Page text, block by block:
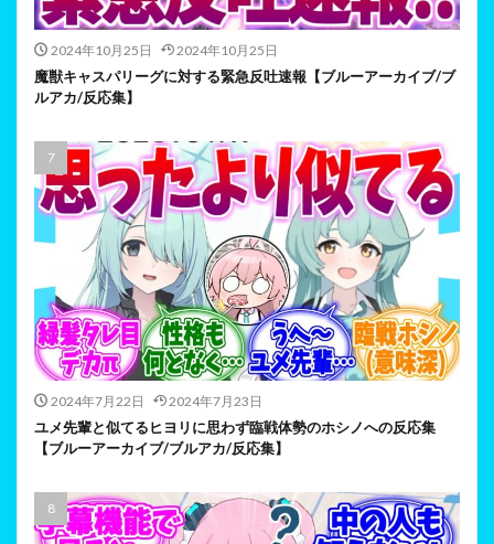
2024年10月25日 2024年10月25日
魔獣キャスパリーグに対する緊急反吐速報【ブルーアーカイブ/ブ
ルアカ/反応集】
2024年7月22日 2024年7月23日
ユメ先輩と似てるヒヨリに思わず臨戦体勢のホシノへの反応集
【ブルーアーカイブ/ブルアカ/反応集】